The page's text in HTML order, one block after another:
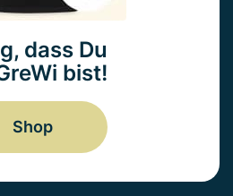
dass Du
bist!
Shop